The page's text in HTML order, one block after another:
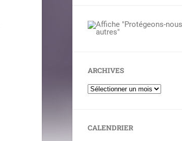
ARCHIVES
CALENDRIER